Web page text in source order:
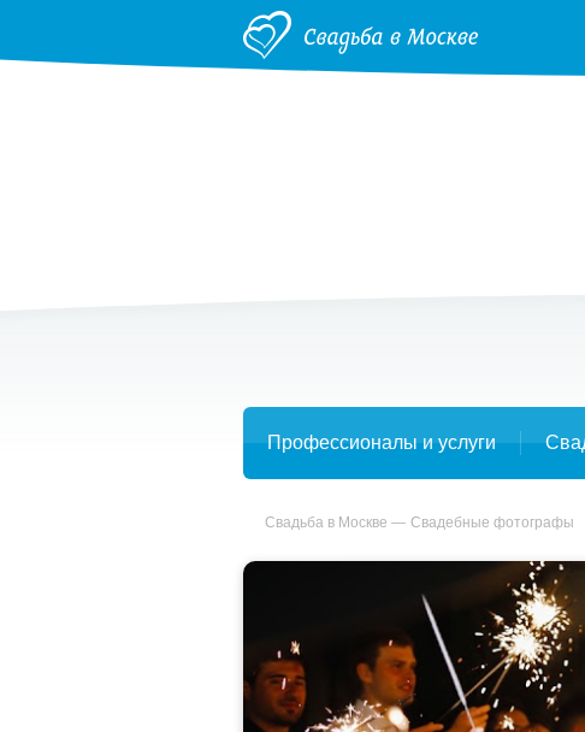
Профессионалы и услуги
Свадьба в Москве Свадебные фотографы